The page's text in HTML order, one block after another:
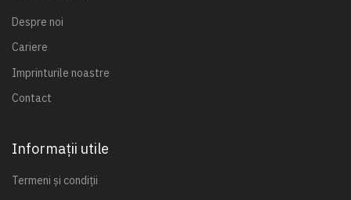
Despre noi
Cariere
Imprinturile noastre
Contact
Informații utile
Termeni și condiții